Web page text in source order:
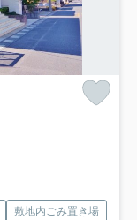
敷地内ごみ置き場